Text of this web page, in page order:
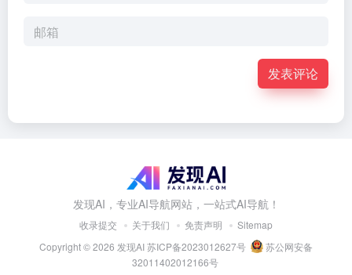
发表评论
发现AI，专业AI导航网站，一站式AI导航！
收录提交 关于我们 免责声明
Sitemap
Copyright © 2026 发现AI苏ICP备2023012627号
苏公网安备
32011402012166号